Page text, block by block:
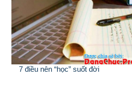
7 điều nên “học” suốt đời